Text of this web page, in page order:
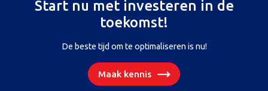
Start nu met investeren in de
toekomst!
De beste tijd om te optimaliseren is nu!
Maak kennis